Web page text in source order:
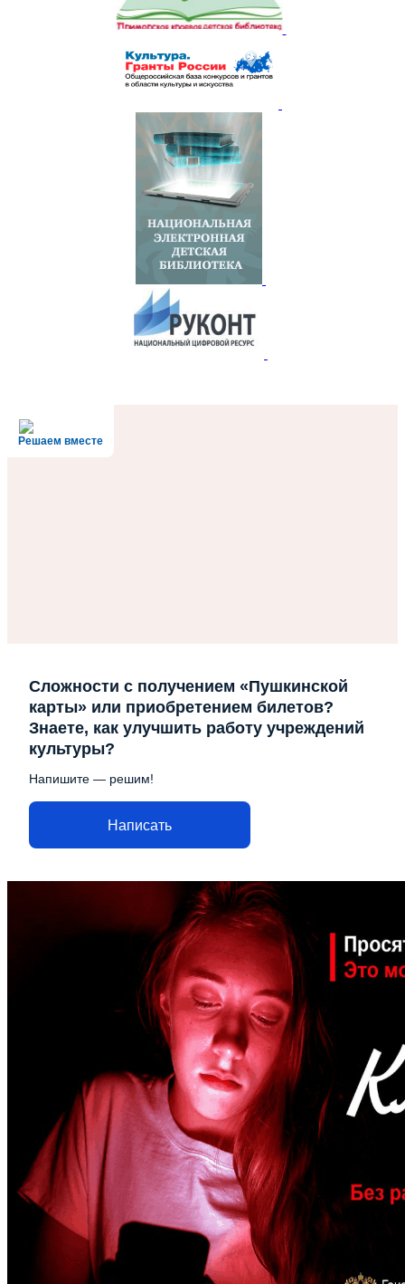
Решаем вместе
Сложности с получением «Пушкинской
карты» или приобретением билетов?
Знаете, как улучшить работу учреждений
культуры?
Напишите — решим!
Написать